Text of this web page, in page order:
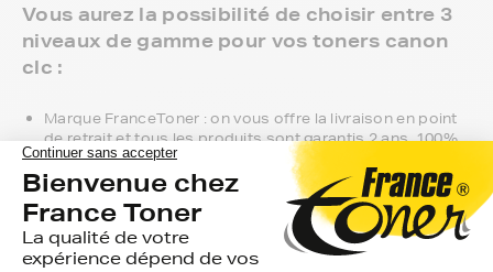
Vous aurez la possibilité de choisir entre 3
niveaux de gamme pour vos toners canon
clc :
Marque FranceToner : on vous offre la livraison en point
de retrait et tous les produits sont garantis 2 ans. 100%
compatible avec votre imprimante canon clc, c'est le
meilleur compromis entre qualité et prix et nous
proposons toutes les références compatibles, noir et
couleur, en pack ou à l’unité, selon le modèle et la gamme
de votre imprimante.
Gamme 1er Prix : compatibles avec votre imprimante